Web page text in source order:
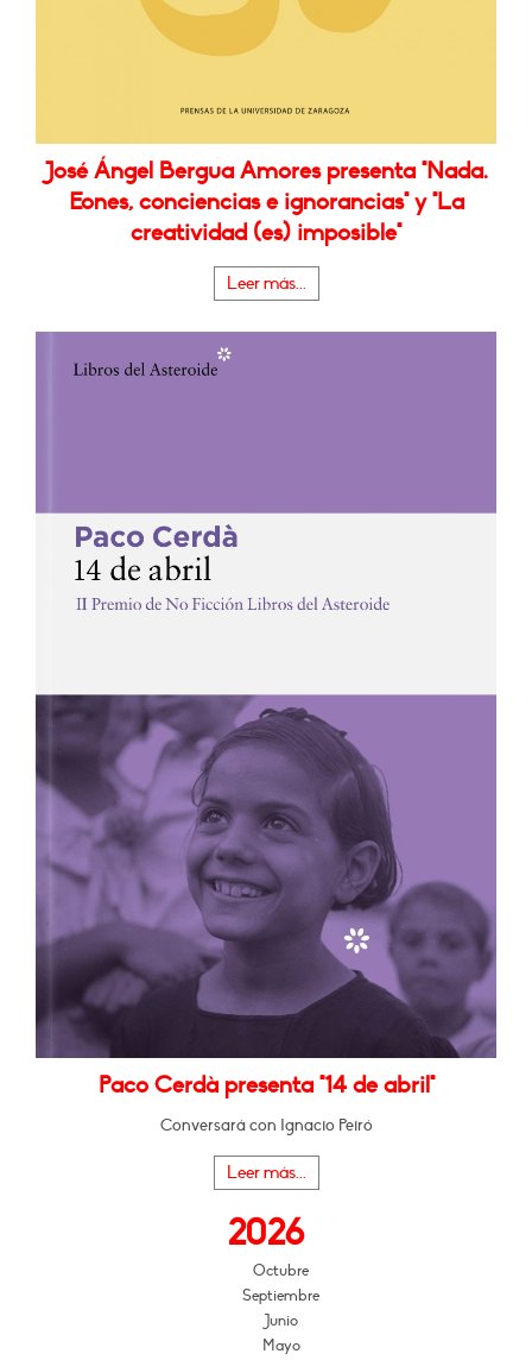
José Ángel Bergua Amores presenta "Nada.
Eones, conciencias e ignorancias" y "La
creatividad (es) imposible"
Leer más...
Paco Cerdà presenta "14 de abril"
Conversará con Ignacio Peiró
Leer más...
2026
Octubre
Septiembre
Junio
Mayo